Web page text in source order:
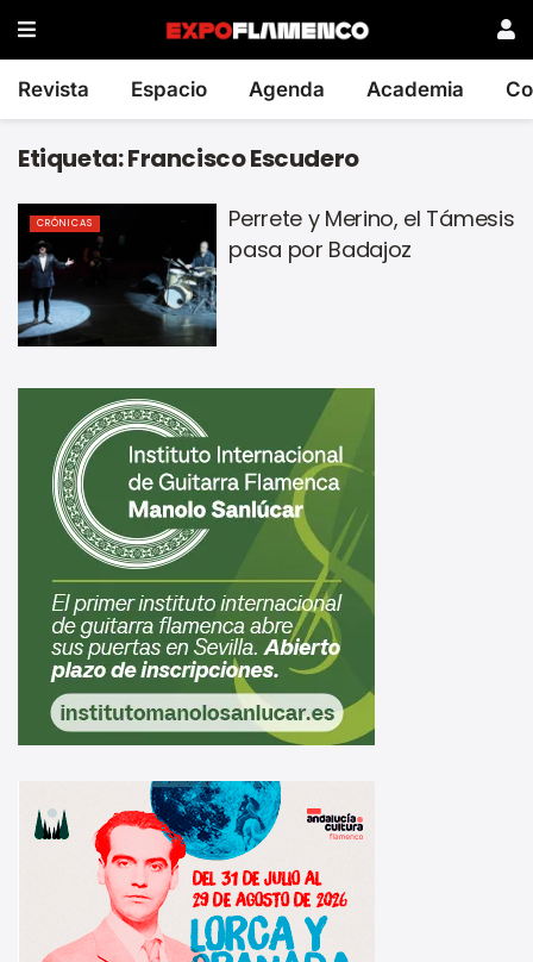
Revista Espacio Agenda Academia
Etiqueta:Francisco Escudero
CRÓNICAS
Perrete y Merino, el Támesis
pasa por Badajoz